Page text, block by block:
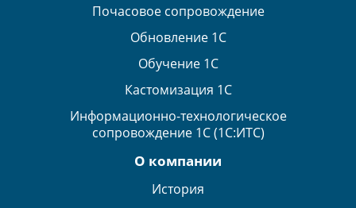
Почасовое сопровождение
Обновление 1С
Обучение 1С
Кастомизация 1С
Информационно-технологическое
сопровождение 1С (1С:ИТС)
О компании
История